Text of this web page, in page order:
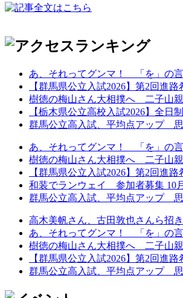
あ、それってグンマ！ 「を」の
【群馬県公立入試2026】第2回進
樹徳の梅山さん大相撲へ 二子山
【栃木県公立高校入試2026】全日
群馬公立高入試、平均点アップ
あ、それってグンマ！ 「を」の
樹徳の梅山さん大相撲へ 二子山
【群馬県公立入試2026】第2回進
和装でランウェイ 参加者募集 10
群馬公立高入試、平均点アップ
高木美帆さん、古田敦也さんら招
あ、それってグンマ！ 「を」の
樹徳の梅山さん大相撲へ 二子山
【群馬県公立入試2026】第2回進
群馬公立高入試、平均点アップ